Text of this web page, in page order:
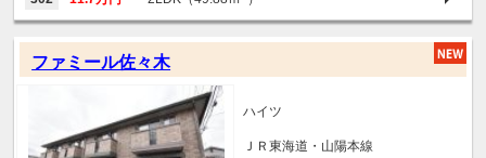
ファミール佐々木
ハイツ
ＪＲ東海道・山陽本線